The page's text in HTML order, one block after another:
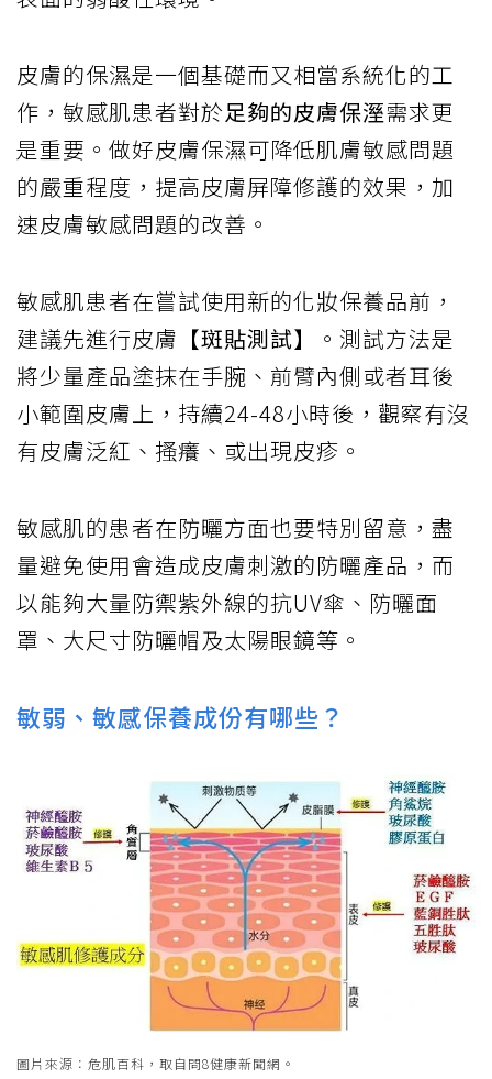
皮膚的保濕是一個基礎而又相當系統化的工
作，敏感肌患者對於足夠的皮膚保溼需求更
是重要。做好皮膚保濕可降低肌膚敏感問題
的嚴重程度，提高皮膚屏障修護的效果，加
速皮膚敏感問題的改善。
敏感肌患者在嘗試使用新的化妝保養品前，
建議先進行皮膚 【斑貼測試】
。測試方法是
將少量產品塗抹在手腕、前臂內側或者耳後
小範圍皮膚上，持續24-48小時後，觀察有沒
有皮膚泛紅、搔癢、或出現皮疹。
敏感肌的患者在防曬方面也要特別留意，盡
量避免使用會造成皮膚刺激的防曬產品，而
以能夠大量防禦紫外線的抗UV傘、防曬面
罩、大尺寸防曬帽及太陽眼鏡等。
敏弱、敏感保養成份有哪些？
圖片來源：危肌百科，取自問8健康新聞網。